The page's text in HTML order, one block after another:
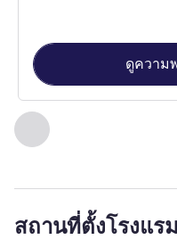
ก่อนหน้า - ห้องพัก
หน้า1 , ห้องพัก 1 :
ดูความ
สถานที่ตั้งโรงแรม